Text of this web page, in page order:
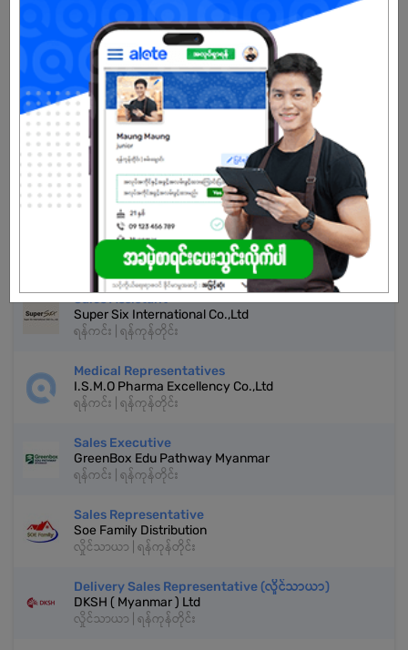
သက်တမ်းကုန်သွားပါပြီ
အကောင့်မရှိသေးဘူးလား?
နောက်ထပ်အလားတူအလုပ်များ
အိမ်ခြံမြေအကျိုးဆောင်
YouFang Real Estate Agency Co.,Ltd
ရန်ကင်း | ရန်ကုန်တိုင်း
Sales Assistant
Super Six International Co.,Ltd
ရန်ကင်း | ရန်ကုန်တိုင်း
Medical Representatives
I.S.M.O Pharma Excellency Co.,Ltd
ရန်ကင်း | ရန်ကုန်တိုင်း
Sales Executive
GreenBox Edu Pathway Myanmar
ရန်ကင်း | ရန်ကုန်တိုင်း
Sales Representative
Soe Family Distribution
လှိုင်သာယာ | ရန်ကုန်တိုင်း
Delivery Sales Representative (လှိုင်သာယာ)
DKSH ( Myanmar ) Ltd
လှိုင်သာယာ | ရန်ကုန်တိုင်း